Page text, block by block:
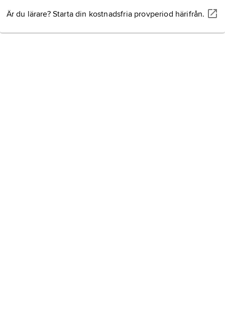
Är du lärare? Starta din kostnadsfria provperiod härifrån.